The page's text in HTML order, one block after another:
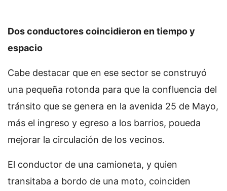
Dos conductores coincidieron en tiempo y
espacio
Cabe destacar que en ese sector se construyó
una pequeña rotonda para que la confluencia del
tránsito que se genera en la avenida 25 de Mayo,
más el ingreso y egreso a los barrios, poueda
mejorar la circulación de los vecinos.
El conductor de una camioneta, y quien
transitaba a bordo de una moto, coinciden